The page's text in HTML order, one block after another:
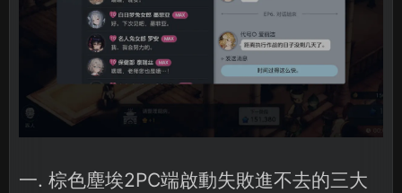
一. 棕色塵埃2PC端啟動失敗進不去的三大